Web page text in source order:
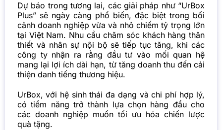
Dự báo trong tương lai, các giải pháp như “UrBox
Plus” sẽ ngày càng phổ biến, đặc biệt trong bối
cảnh doanh nghiệp vừa và nhỏ chiếm tỷ trọng lớn
tại Việt Nam. Nhu cầu chăm sóc khách hàng thân
thiết và nhân sự nội bộ sẽ tiếp tục tăng, khi các
công ty nhận ra rằng đầu tư vào mối quan hệ
mang lại lợi ích dài hạn, từ tăng doanh thu đến cải
thiện danh tiếng thương hiệu.
UrBox, với hệ sinh thái đa dạng và chi phí hợp lý,
có tiềm năng trở thành lựa chọn hàng đầu cho
các doanh nghiệp muốn tối ưu hóa chiến lược
quà tặng.